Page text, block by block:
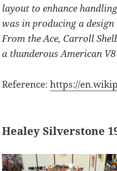
layout to enhance
was in producing a design
From the Ace, Carroll
a thunderous American
Reference:https://
Healey Silverstone